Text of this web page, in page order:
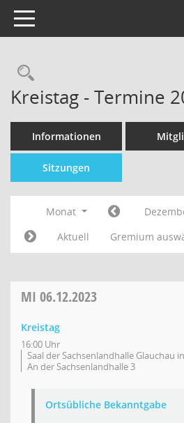
Toggle navigation
Kreistag - Termine
Informationen
Sitzungen
Monat
Aktuell
Gremium
MI 06.12.2023
Kreistag
16:00 Uhr
Saal der Sachsenlandhalle Glauchau
An der Sachsenlandhalle 3
Ortsübliche Bekanntgabe